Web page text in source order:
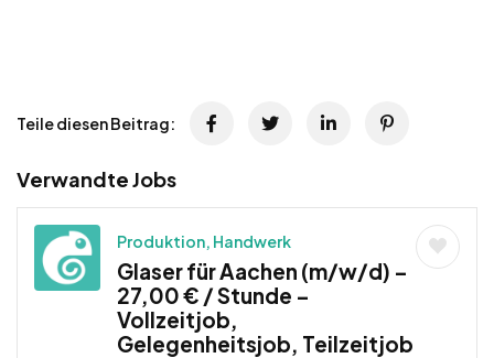
Teile diesen Beitrag:
Verwandte Jobs
Produktion, Handwerk
Glaser für Aachen (m/w/d) –
27,00 € / Stunde –
Vollzeitjob,
Gelegenheitsjob, Teilzeitjob